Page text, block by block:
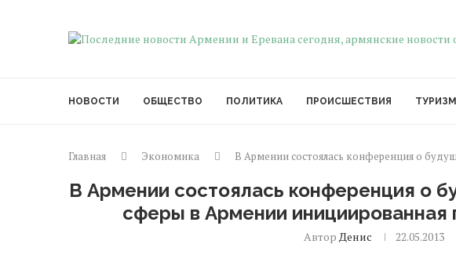
НОВОСТИ ОБЩЕСТВО ПОЛИТИКА ПРОИСШЕСТВИЯ ТУРИЗМ
Главная Экономика В Армении состоялась конференция о
В Армении состоялась конференция о
сферы в Армении
АвторДенис 22.05.2013